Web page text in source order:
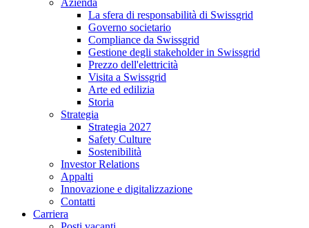
Azienda
La sfera di responsabilità di Swissgrid
Governo societario
Compliance da Swissgrid
Gestione degli stakeholder in Swissgrid
Prezzo dell'elettricità
Visita a Swissgrid
Arte ed edilizia
Storia
Strategia
Strategia 2027
Safety Culture
Sostenibilità
Investor Relations
Appalti
Innovazione e digitalizzazione
Contatti
Carriera